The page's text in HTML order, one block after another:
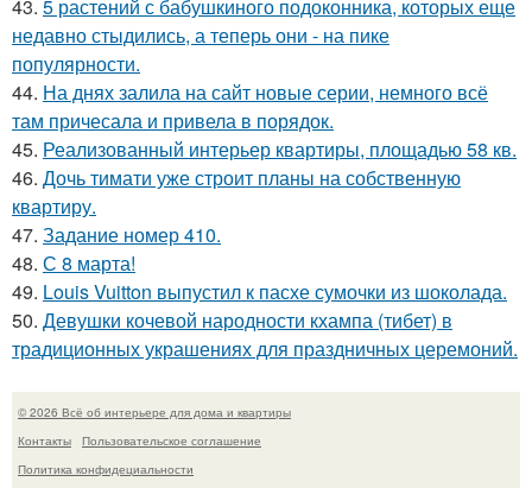
43. 5 растений с бабушкиного подоконника, которых еще
недавно стыдились, а теперь они - на пике
популярности.
44. На днях залила на сайт новые серии, немного всё
там причесала и привела в порядок.
45. Реализованный интерьер квартиры, площадью 58 кв.
46. Дочь тимати уже строит планы на собственную
квартиру.
47. Задание номер 410.
48. С 8 марта!
49. Louis Vuitton выпустил к пасхе сумочки из шоколада.
50. Девушки кочевой народности кхампа (тибет) в
традиционных украшениях для праздничных церемоний.
© 2026 Всё об интерьере для дома и квартиры
Контакты
Пользовательское соглашение
Политика конфидециальности